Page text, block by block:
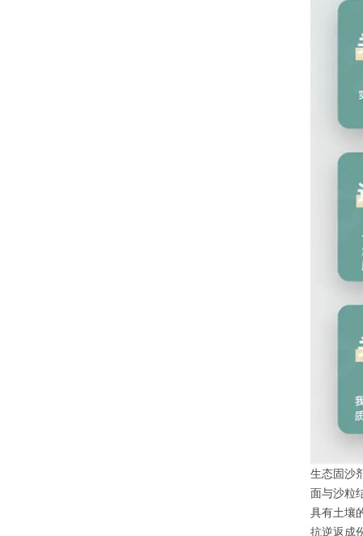
生态固沙
面与沙粒
具有土壤
抗逆返成